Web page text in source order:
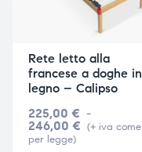
Rete letto alla
francese a doghe in
legno – Calipso
225,00 € -
246,00 € (+ iva come
per legge)